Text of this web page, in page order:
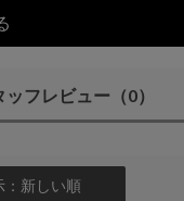
ッフレビュー （0）
：新しい順